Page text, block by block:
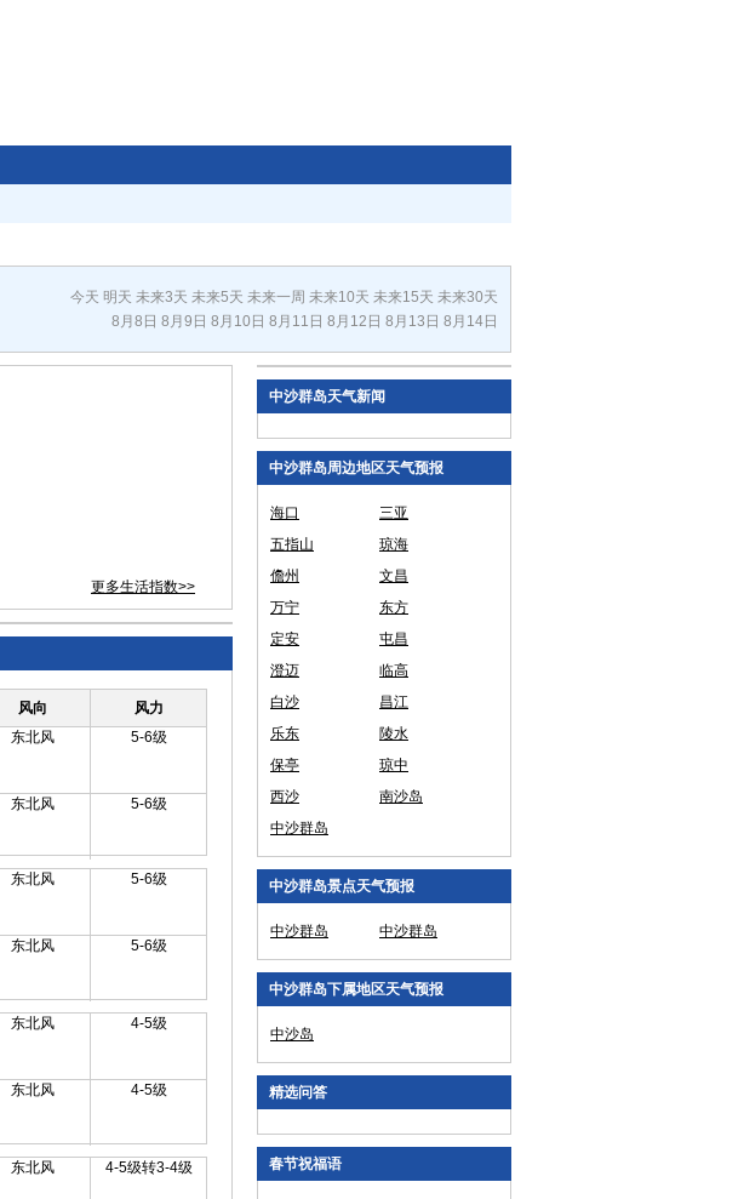
今天 明天 未来3天 未来5天 未来一周 未来10天 未来15天 未来30天
8月8日 8月9日 8月10日 8月11日 8月12日 8月13日 8月14日
更多生活指数>>
风向 风力
东北风 5-6级
东北风 5-6级
东北风 5-6级
东北风 5-6级
东北风 4-5级
东北风 4-5级
东北风 4-5级转3-4级
中沙群岛天气新闻
中沙群岛周边地区天气预报
海口
三亚
五指山
琼海
儋州
文昌
万宁
东方
定安
屯昌
澄迈
临高
白沙
昌江
乐东
陵水
保亭
琼中
西沙
南沙岛
中沙群岛
中沙群岛景点天气预报
中沙群岛 中沙群岛
中沙群岛下属地区天气预报
中沙岛
精选问答
春节祝福语